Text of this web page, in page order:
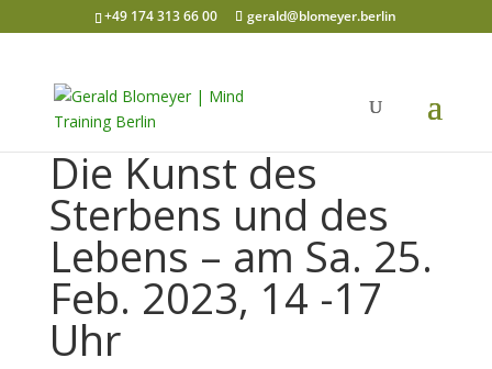
+49 174 313 66 00 gerald@blomeyer.berlin
Die Kunst des
Sterbens und des
Lebens – am Sa. 25.
Feb. 2023, 14 -17
Uhr